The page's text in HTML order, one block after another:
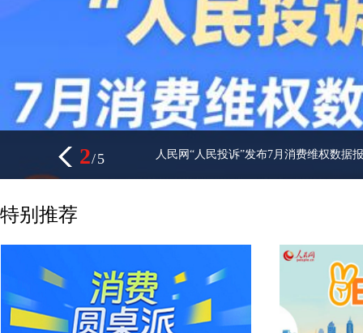
人民网“人民投诉”发布7月消费维权数据
2/5
特别推荐